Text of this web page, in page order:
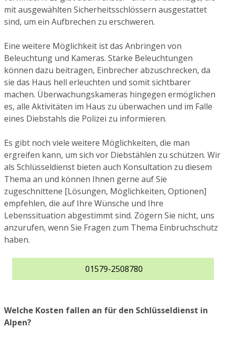
mit ausgewählten Sicherheitsschlössern ausgestattet
sind, um ein Aufbrechen zu erschweren.
Eine weitere Möglichkeit ist das Anbringen von
Beleuchtung und Kameras. Starke Beleuchtungen
können dazu beitragen, Einbrecher abzuschrecken, da
sie das Haus hell erleuchten und somit sichtbarer
machen. Überwachungskameras hingegen ermöglichen
es, alle Aktivitäten im Haus zu überwachen und im Falle
eines Diebstahls die Polizei zu informieren.
Es gibt noch viele weitere Möglichkeiten, die man
ergreifen kann, um sich vor Diebstählen zu schützen. Wir
als Schlüsseldienst bieten auch Konsultation zu diesem
Thema an und können Ihnen gerne auf Sie
zugeschnittene [Lösungen, Möglichkeiten, Optionen]
empfehlen, die auf Ihre Wünsche und Ihre
Lebenssituation abgestimmt sind. Zögern Sie nicht, uns
anzurufen, wenn Sie Fragen zum Thema Einbruchschutz
haben.
01579-2508780
Welche Kosten fallen an für den Schlüsseldienst in
Alpen?